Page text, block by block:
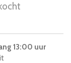
13:00 uur